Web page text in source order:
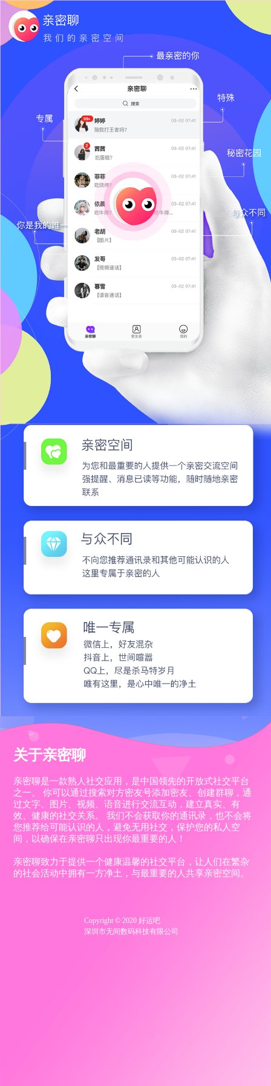
关于亲密聊
亲密聊是一款熟人社交应用，是中国领先的开放式社交平台
之一。 你可以通过搜索对方密友号添加密友、创建群聊，通
过文字、图片、视频、语音进行交流互动，建立真实、有
效、健康的社交关系。 我们不会获取你的通讯录，也不会将
您推荐给可能认识的人，避免无用社交，保护您的私人空
间，以确保在亲密聊只出现你最重要的人！
亲密聊致力于提供一个健康温馨的社交平台，让人们在繁杂
的社会活动中拥有一方净土，与最重要的人共享亲密空间。
Copyright © 2020 好运吧
深圳市无间数码科技有限公司